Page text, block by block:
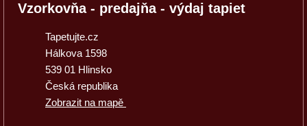
Vzorkovňa - predajňa - výdaj tapiet
Tapetujte.cz
Hálkova 1598
539 01 Hlinsko
Česká republika
Zobrazit na mapě